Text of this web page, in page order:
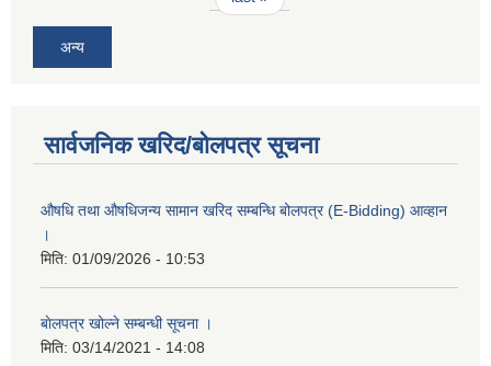
अन्य
सार्वजनिक खरिद/बोलपत्र सूचना
औषधि तथा औषधिजन्य सामान खरिद सम्बन्धि बोलपत्र (E-Bidding) आव्हान
।
मिति: 01/09/2026 - 10:53
बाेलपत्र खोल्ने सम्बन्धी सूचना ।
मिति: 03/14/2021 - 14:08